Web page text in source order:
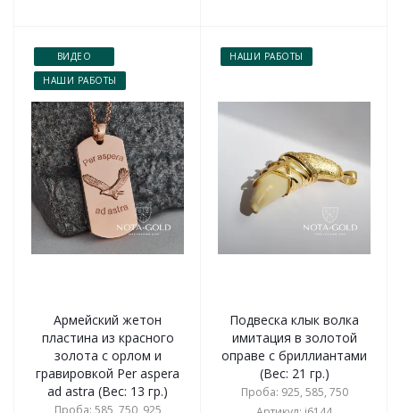
ВИДЕО
НАШИ РАБОТЫ
Армейский жетон
пластина из красного
золота с орлом и
гравировкой Per aspera
ad astra (Вес: 13 гр.)
Проба: 585, 750, 925
НАШИ РАБОТЫ
Подвеска клык волка
имитация в золотой
оправе с бриллиантами
(Вес: 21 гр.)
Проба: 925, 585, 750